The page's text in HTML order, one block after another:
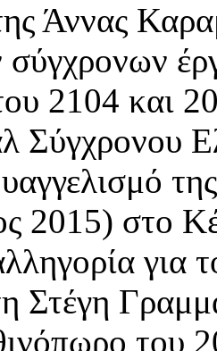
Άννας
2104 και
Σύγχρονου
2015) στο
για
Στέγη
του